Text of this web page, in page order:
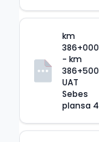
km
386+000
- km
386+500
UAT
Sebes
plansa 4